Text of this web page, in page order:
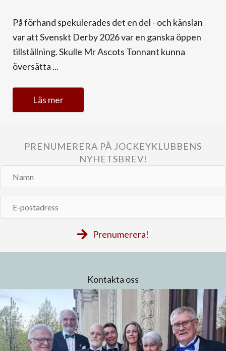
På förhand spekulerades det en del - och känslan
var att Svenskt Derby 2026 var en ganska öppen
tillställning. Skulle Mr Ascots Tonnant kunna
översätta ...
Läs mer
PRENUMERERA PÅ JOCKEYKLUBBENS
NYHETSBREV!
Namn
postadress
Prenumerera!
Kontakta oss